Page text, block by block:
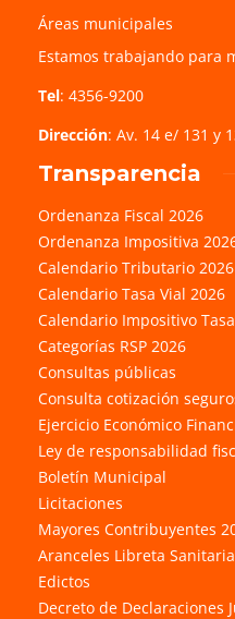
Áreas municipales
Estamos trabajando para
Tel: 4356-9200
Dirección: Av. 14 e/ 131 y
Transparencia
Ordenanza Fiscal 2026
Ordenanza Impositiva
Calendario Tributario 2026
Calendario Tasa Vial 2026
Calendario Impositivo
Categorías RSP 2026
Consultas públicas
Consulta cotización
Ejercicio Económico
Ley de responsabilidad
Boletín Municipal
Licitaciones
Mayores Contribuyentes
Aranceles Libreta
Edictos
Decreto de Declaraciones